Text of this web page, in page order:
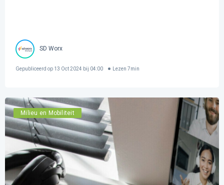
SD Worx
Gepubliceerd op 13 Oct 2024 bij 04:00 Lezen 7min
Milieu en Mobiliteit